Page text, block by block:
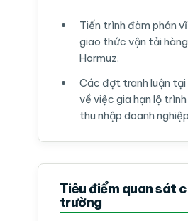
Tiến trình đàm phán
giao thức vận tải
Hormuz.
Các đợt tranh luận tại
về việc gia hạn lộ
thu nhập doanh
Tiêu điểm quan sát
trường